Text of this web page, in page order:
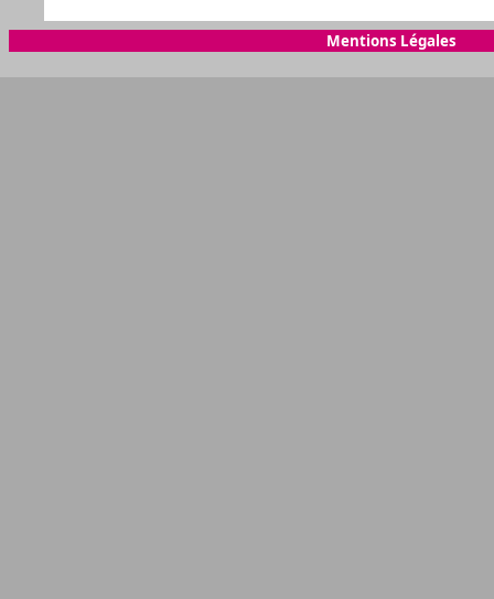
Mentions Légales